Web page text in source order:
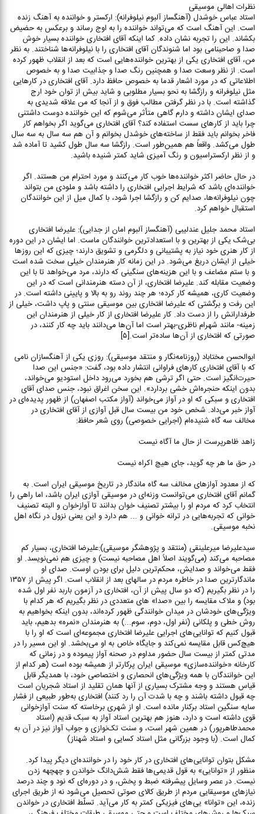
نظرات اهالی موسیقی
استاد عباس خوشدل (آهنگساز آلبوم نیلوفرانه): ارکستر و خواننده به آهنگ زنده
است. این آهنگ است که می‌تواند خواننده را به اوج رساند و برعکس به حضیض
بکشاند. این را تجربه نشان داده. کما اینکه آقای افتخاری خواننده بسیار خوش
صدا و صاحبنامی بود اما شنوندگان آقای افتخاری را با نیلوفرانه‌ها شناختند. به نظر
من، آقای افتخاری یکی از بهترین خواننده‌هایی است که بعد از انقلاب ظهور کرده
است. از نظر وسعت صدا و همچنین رنگ صدا و جذابیت صدا و به خصوص
اطلاعاتی که در مورد اشعار قدما به خصوص حافظ دارد. آقای افتخاری در کارهایی
مثل نیلوفرانه و رازگشا به نحو بسیار مطلوبی و شاید بیش از توان خود ارج
گذاشته است. با در نظر گرفتن مطالب فوق و از آنجا که من علاقه شدیدی به
صدای ایشان داشته و دارم گاهی متأثر می‌شوم که این خواننده دوست داشتنی
چرا باید از کارهای سست استفاده کند؟ آقای افتخاری می‌گوید اگر بخواهم کار
فاخر بخوانم باید فقط از ساخته‌های خوشدل بخوانم و آن هم سه سال به سه سال
طول می‌کشد. واقعاً هم همین‌طور است. رازگشا سه سال طول کشید تا آماده شد
و از نظر ارکستراسیون و رنگ آمیزی شاید کمتر شنیده باشید.
در حال حاضر اکثر خواننده‌ها خوب کار می‌کنند و مورد احترام من هستند. اگر
خواننده‌ای باشد که شرایط اجرایی افتخاری را داشته باشد و ملودی من بتواند
چون نیلوفرانه‌ها، صدایم کن و رازگشا اجرا شود، با کمال میل از این خوانندگان
استقبال خواهم کرد.
استاد محمد جلیل عندلیبی (آهنگساز آلبوم امان از جدایی): علیرضا افتخاری
بی‌شک یکی از بهترین و با استعدادترین خوانندگان ماست. اما ایشان در این دوره
از کار هنری خود نیاز به پشتیبانی و دلگرمی و تشویق دارند؛ چیزی که این روزها
خیلی از ایشان دریغ می‌شود. در این زمانه کار هنرمندان خیلی سخت شده است
و با ستم مضاعف و با این هزینه‌های سنگینی که دارند، مرد می‌خواهد تا با این
وضعیت مقابله کند. علیرضا افتخاری، از آن دسته هنرمندانی است که در این
وضعیت کاری، همیشه کار کرده؛ هر چند روند رو به بالا و پایینی داشته است. در
این رفت و برگشتی که علیرضا افتخاری بین موسیقی سنتی و پاپ داشت، خیلی از
طرفدارانش را از دست داد. کار علیرضا افتخاری از کار خیلی از هنرمندان این
زمینه- مانند شهرام ناظری-بهتر است اما آن‌ها می‌دانند باید چه کار کنند، در
صورتی که افتخاری از آن‌ها ساده‌تر است.[۵]
ابوالحسن مختاباد (روزنامه‌نگار و منتقد موسیقی): روزی یکی از آهنگسازان نامی
که با آقای افتخاری کارهای فراوانی انتشار داده بود، گفت: «جنس این صدا
حیرت‌انگیز است. حتی اگر ترشی هم بخورد می‌رود داخل استودیو می‌خواند،
بدون اینکه حنجره‌اش خشی بردارد». این سخن اغراق نبود، جنس صدای آقای
افتخاری و سبکی که او در آواز می‌خواند (آواز مکتب اصفهان) از ظهور پدیده‌ای در
آواز خبر می‌داد. شخص خود من بیست سال قبل آوازی از آقای افتخاری در
مخالف سه گاه شنیده‌ام (اجرایی خصوصی) روی شعر حافظ:
زاهد ظاهرپرست از حال ما آگاه نیست
در حق ما هر چه گوید، جای هیچ اکراه نیست
که از معدود آوازهای مخالف سه گاه ماندگار در تاریخ موسیقی ایران است. به
گمانم آقای افتخاری می‌توانست وزنه‌ای در موسیقی آوازی ایران باشد، اما راهی را
انتخاب کرد که مردم او را بیشتر تصنیف خوان بدانند تا آوازخوان و البته تصنیف
خوانی که تجربه‌هایی در ترانه خوانی و ... هم دارد و این یعنی نزول در نگاه اهل
نخبه موسیقی.
سیدعلیرضا میرعلینقی (منتقد و پژوهشگر موسیقی):علیرضا افتخاری، بسیار کم
مصاحبه می‌کند (می‌گویند اصلاً اهل مصاحبه نیست) و چیزی هم نمی‌نویسد. او
فقط می‌خواند و صدایش، محکم‌ترین دلیل برای بودن اوست. صدای او
ماندگارترین صدا در خاطره مردم در سالهای بعد از انقلاب است. اگر پیش از ۱۳۵۷
را در نظر بگیریم (که دو سال پیش از آن، افتخاری در آزمون باربد نفر اول شده
بود) و ملاک مقایسه را بین «صدا» های متعددی در نظر بگیریم که هر کدام با
ویژگی‌های خودشان در میدان خوانندگی ظهور کرده‌اند، بدون اینکه بخواهیم به
روش خطی و پلکانی (نفر اول، دوم، سوم...) به هنرمندان «نمره» بدهیم، باید
قبول کنیم که توانایی‌های اجرایی علیرضا افتخاری مجموعه‌ای است که او را با
هیچ‌کس قابل مقایسه نمی‌کند و جایگاه خاص به او می‌بخشد. او این مسیر را در
مدتی کمتر از بیست سال حضور مداوم در صحنه آواز پیموده و در زمانی که
کارخانه «خواننده‌سازی» موسیقی ایران پرکارتر از همیشه بوده است (هر کدام از
این خوانندگان با همه ویژگی‌های انحصاری و اختصاصی خود، با همدیگر قابل
قیاس هستند و وجه مشترک بسیاری از آنها همان تقلید از استاد شجریان است
چه قبول داشته باشند و چه با شدت آن را رد کنند) افتخاری به‌طور طبیعی از فشار
سایه سنگین استاد برکنار مانده است. او از شهری برخاسته که سنت آوازخوانی
قوی داشته است و دارد، هنوز هم بهترین استاد آواز به سبک قدیم (استاد
محمدطاهرپور) در همین شهر است، و سنت تک‌نوازی و جواب آواز نیز در آن به
کمال است. (با وجود بزرگانی مثل استاد کسایی و استاد شهناز)
مشکل بتوان توانایی‌های افتخاری در کار خود را در خواننده‌ای دیگر پیدا کرد.
منظور از «توانایی» به قول قدیمی‌ها فقط شش‌دانگ خواندن و چهچهه زدن
نیست. در عصر وسایل پیشرفته ضبط و پخش، و در دوره‌ای که نود و چند درصد
نیازهای موسیقایی مردم از طریق کالای صوتی تحصیل می‌شود نه از طریق اجرای
زنده، این «توانا» یی‌های فیزیکی کمتر به کار می‌آید. تسلّط افتخاری در خواندن